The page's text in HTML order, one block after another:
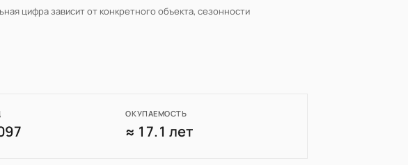
цифра зависит от конкретного объекта, сезонности
ОКУПАЕМОСТЬ
≈ 17.1 лет